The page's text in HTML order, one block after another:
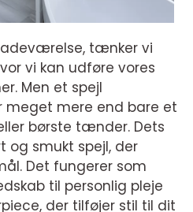
tænker vi
vi kan udføre vores
Men et spejl
mere end bare et
børste tænder. Dets
og smukt spejl, der
Det fungerer som
til personlig pleje
der tilføjer stil til dit